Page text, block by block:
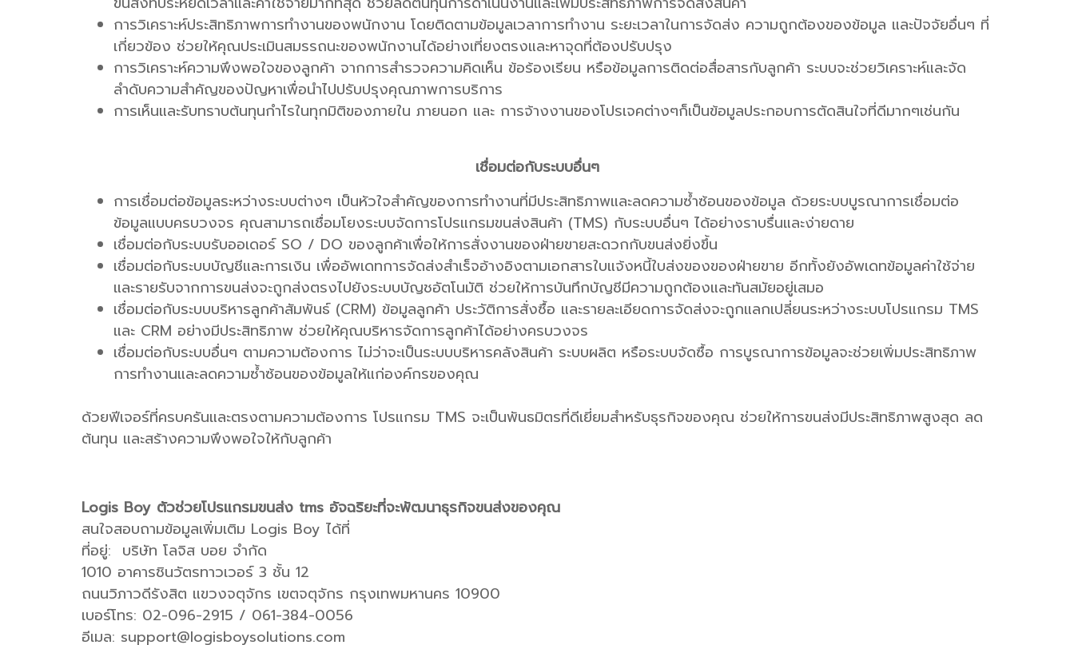
การวิเคราะห์ประสิทธิภาพการทำงานของพนักงาน โดยติดตามข้อมูลเวลาการทำงาน ระยะเวลาในการจัดส่ง ความถูกต้องของข้อมูล และปัจจัยอื่นๆ ที่
เกี่ยวข้อง ช่วยให้คุณประเมินสมรรถนะของพนักงานได้อย่างเที่ยงตรงและหาจุดที่ต้องปรับปรุง
การวิเคราะห์ความพึงพอใจของลูกค้า จากการสำรวจความคิดเห็น ข้อร้องเรียน หรือข้อมูลการติดต่อสื่อสารกับลูกค้า ระบบจะช่วยวิเคราะห์และจัด
ลำดับความสำคัญของปัญหาเพื่อนำไปปรับปรุงคุณภาพการบริการ
การเห็นและรับทราบต้นทุนกำไรในทุกมิติของภายใน ภายนอก และ การจ้างงานของโปรเจคต่างๆก็เป็นข้อมูลประกอบการตัดสินใจที่ดีมากๆเช่นกัน
เชื่อมต่อกับระบบอื่นๆ
การเชื่อมต่อข้อมูลระหว่างระบบต่างๆ เป็นหัวใจสำคัญของการทำงานที่มีประสิทธิภาพและลดความซ้ำซ้อนของข้อมูล ด้วยระบบบูรณาการเชื่อมต่อ
ข้อมูลแบบครบวงจร คุณสามารถเชื่อมโยงระบบจัดการโปรแกรมขนส่งสินค้า (TMS) กับระบบอื่นๆ ได้อย่างราบรื่นและง่ายดาย
เชื่อมต่อกับระบบรับออเดอร์ SO / DO ของลูกค้าเพื่อให้การสั่งงานของฝ่ายขายสะดวกกับขนส่งยิ่งขึ้น
เชื่อมต่อกับระบบบัญชีและการเงิน เพื่ออัพเดทการจัดส่งสำเร็จอ้างอิงตามเอกสารใบแจ้งหนี้ใบส่งของของฝ่ายขาย อีกทั้งยังอัพเดทข้อมูลค่าใช้จ่าย
และรายรับจากการขนส่งจะถูกส่งตรงไปยังระบบบัญชอัตโนมัติ ช่วยให้การบันทึกบัญชีมีความถูกต้องและทันสมัยอยู่เสมอ
เชื่อมต่อกับระบบบริหารลูกค้าสัมพันธ์ (CRM) ข้อมูลลูกค้า ประวัติการสั่งซื้อ และรายละเอียดการจัดส่งจะถูกแลกเปลี่ยนระหว่างระบบโปรแกรม TMS
และ CRM อย่างมีประสิทธิภาพ ช่วยให้คุณบริหารจัดการลูกค้าได้อย่างครบวงจร
เชื่อมต่อกับระบบอื่นๆ ตามความต้องการ ไม่ว่าจะเป็นระบบบริหารคลังสินค้า ระบบผลิต หรือระบบจัดซื้อ การบูรณาการข้อมูลจะช่วยเพิ่มประสิทธิภาพ
การทำงานและลดความซ้ำซ้อนของข้อมูลให้แก่องค์กรของคุณ
ด้วยฟีเจอร์ที่ครบครันและตรงตามความต้องการ โปรแกรม TMS จะเป็นพันธมิตรที่ดีเยี่ยมสำหรับธุรกิจของคุณ ช่วยให้การขนส่งมีประสิทธิภาพสูงสุด ลด
ต้นทุน และสร้างความพึงพอใจให้กับลูกค้า
Logis Boy ตัวช่วยโปรแกรมขนส่ง tms อัจฉริยะที่จะพัฒนาธุรกิจขนส่งของคุณ
สนใจสอบถามข้อมูลเพิ่มเติม Logis Boy ได้ที่
ที่อยู่: บริษัท โลจิส บอย จำกัด
1010 อาคารชินวัตรทาวเวอร์ 3 ชั้น 12
ถนนวิภาวดีรังสิต แขวงจตุจักร เขตจตุจักร กรุงเทพมหานคร 10900
เบอร์โทร: 02-096-2915 / 061-384-0056
อีเมล: support@logisboysolutions.com